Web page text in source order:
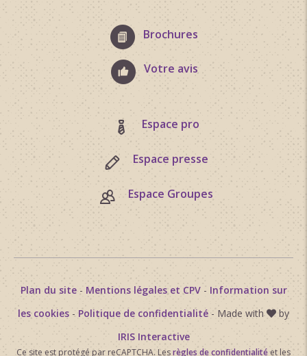
Brochures
Votre avis
Espace pro
Espace presse
Espace Groupes
Plan du site- Mentions légales et CPV- Information sur
les cookies - Politique de confidentialité - Made with
by
IRIS Interactive
Ce site est protégé par reCAPTCHA. Lesrègles de confidentialitéet les